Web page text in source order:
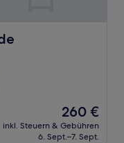
Der
Preis
beträgt
260 €
inkl. Steuern & Gebühren
6. Sept.–7. Sept.